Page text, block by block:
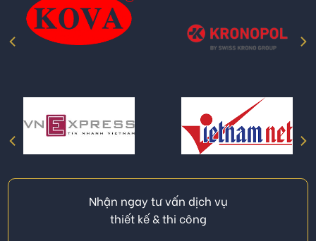
Nhận ngay tư vấn dịch vụ
thiết kế & thi công